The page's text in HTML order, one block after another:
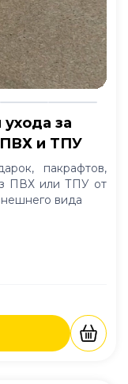
за
и ТПУ
пакрафтов,
ПВХ или ТПУ от
вида